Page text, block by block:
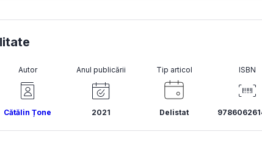
Autor
Cătălin Țone
Anul publicării
2021
Tip articol
Delistat
ISBN